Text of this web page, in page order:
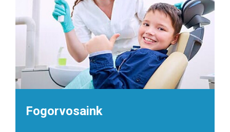
Fogorvosaink